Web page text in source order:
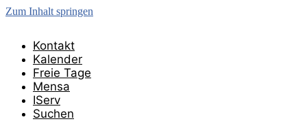
Zum Inhalt springen
Kontakt
Kalender
Freie Tage
Mensa
IServ
Suchen